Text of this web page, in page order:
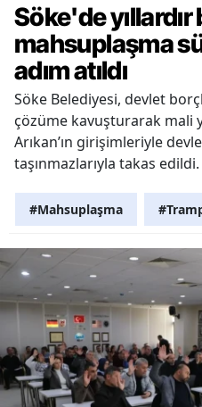
Söke'de
mahsuplaşma
adım atıldı
Söke Belediyesi, devlet
çözüme kavuşturarak mali
Arıkan’ın girişimleriyle
taşınmazlarıyla takas edildi.
#Mahsuplaşma